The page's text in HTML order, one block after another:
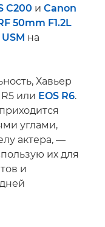
C200 и Canon
50mm F1.2L
на
Хавьер
или EOS R6.
углами,
актера, —
их для
и